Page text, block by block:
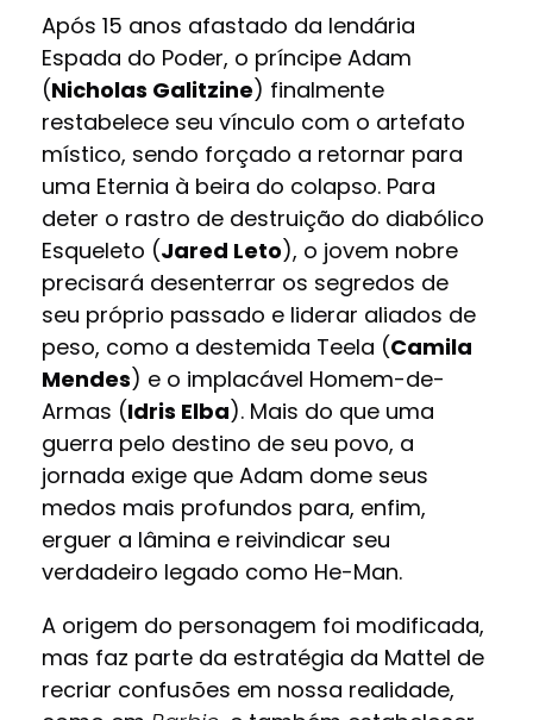
Após 15 anos afastado da lendária
Espada do Poder, o príncipe Adam
(Nicholas Galitzine) finalmente
restabelece seu vínculo com o artefato
místico, sendo forçado a retornar para
uma Eternia à beira do colapso. Para
deter o rastro de destruição do diabólico
Esqueleto (Jared Leto), o jovem nobre
precisará desenterrar os segredos de
seu próprio passado e liderar aliados de
peso, como a destemida Teela (Camila
Mendes) e o implacável Homem-de-
Armas (Idris Elba). Mais do que uma
guerra pelo destino de seu povo, a
jornada exige que Adam dome seus
medos mais profundos para, enfim,
erguer a lâmina e reivindicar seu
verdadeiro legado como He-Man.
A origem do personagem foi modificada,
mas faz parte da estratégia da Mattel de
recriar confusões em nossa realidade,